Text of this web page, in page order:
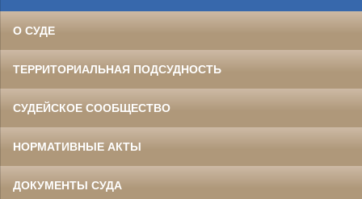
О СУДЕ
ТЕРРИТОРИАЛЬНАЯ ПОДСУДНОСТЬ
СУДЕЙСКОЕ СООБЩЕСТВО
НОРМАТИВНЫЕ АКТЫ
ДОКУМЕНТЫ СУДА